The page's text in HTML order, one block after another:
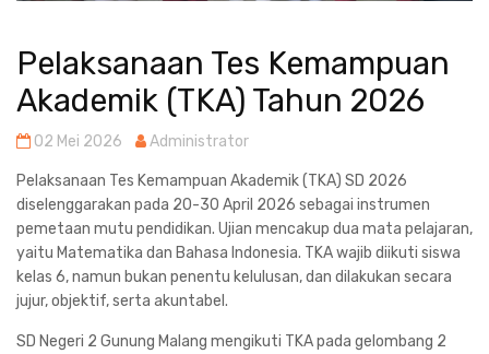
Pelaksanaan Tes Kemampuan
Akademik (TKA) Tahun 2026
02 Mei 2026 Administrator
Pelaksanaan Tes Kemampuan Akademik (TKA) SD 2026
diselenggarakan pada 20-30 April 2026 sebagai instrumen
pemetaan mutu pendidikan. Ujian mencakup dua mata pelajaran,
yaitu Matematika dan Bahasa Indonesia. TKA wajib diikuti siswa
kelas 6, namun bukan penentu kelulusan, dan dilakukan secara
jujur, objektif, serta akuntabel.
SD Negeri 2 Gunung Malang mengikuti TKA pada gelombang 2